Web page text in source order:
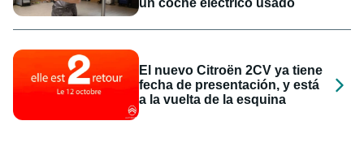
El nuevo Citroën 2CV ya tiene
fecha de presentación, y está
a la vuelta de la esquina